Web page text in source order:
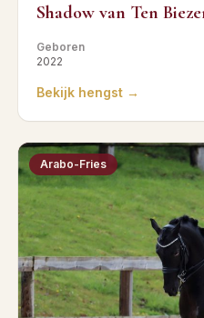
Shadow van Ten
Geboren
2022
Bekijk hengst →
Arabo-Fries